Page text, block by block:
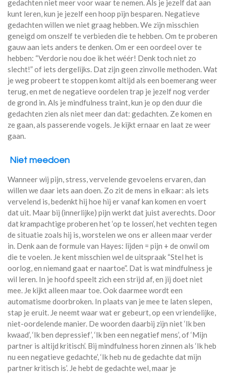
gedachten niet meer voor waar te nemen. Als je jezelf dat aan
kunt leren, kun je jezelf een hoop pijn besparen. Negatieve
gedachten willen we niet graag hebben. We zijn misschien
geneigd om onszelf te verbieden die te hebben. Om te proberen
gauw aan iets anders te denken. Om er een oordeel over te
hebben: “Verdorie nou doe ik het wéér! Denk toch niet zo
slecht!” of iets dergelijks. Dat zijn geen zinvolle methoden. Wat
je weg probeert te stoppen komt altijd als een boemerang weer
terug, en met de negatieve oordelen trap je jezelf nog verder
de grond in. Als je mindfulness traint, kun je op den duur die
gedachten zien als niet meer dan dat: gedachten. Ze komen en
ze gaan, als passerende vogels. Je kijkt ernaar en laat ze weer
gaan.
Niet meedoen
Wanneer wij pijn, stress, vervelende gevoelens ervaren, dan
willen we daar iets aan doen. Zo zit de mens in elkaar: als iets
vervelend is, bedenkt hij hoe hij er vanaf kan komen en voert
dat uit. Maar bij (innerlijke) pijn werkt dat juist averechts. Door
dat krampachtige proberen het ‘op te lossen’, het vechten tegen
de situatie zoals hij is, worstelen we ons er alleen maar verder
in. Denk aan de formule van Hayes: lijden = pijn + de onwil om
die te voelen. Je kent misschien wel de uitspraak “Stel het is
oorlog, en niemand gaat er naartoe”. Dat is wat mindfulness je
wil leren. In je hoofd speelt zich een strijd af, en jij doet niet
mee. Je kijkt alleen maar toe. Ook daarmee wordt een
automatisme doorbroken. In plaats van je mee te laten slepen,
stap je eruit. Je neemt waar wat er gebeurt, op een vriendelijke,
niet-oordelende manier. De woorden daarbij zijn niet ‘Ik ben
kwaad’, ‘Ik ben depressief’, ‘Ik ben een negatief mens’, of ‘Mijn
partner is altijd kritisch’. Bij mindfulness horen zinnen als ‘Ik heb
nu een negatieve gedachte’, ‘Ik heb nu de gedachte dat mijn
partner kritisch is’. Je hebt de gedachte wel, maar je